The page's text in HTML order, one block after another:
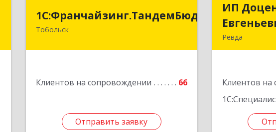
1С:Франчайзинг.ТандемБюджет
Тобольск
Клиентов на сопровождении 66
Отправить заявку
1С:Франчайзинг.ТандемБюджет
Отправить заявку
ИП
Ревда
Клиентов на
ИП